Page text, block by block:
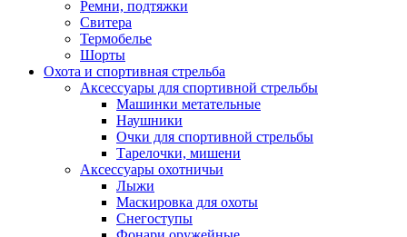
Ремни, подтяжки
Свитера
Термобелье
Шорты
Охота и спортивная стрельба
Аксессуары для спортивной стрельбы
Машинки метательные
Наушники
Очки для спортивной стрельбы
Тарелочки, мишени
Аксессуары охотничьи
Лыжи
Маскировка для охоты
Снегоступы